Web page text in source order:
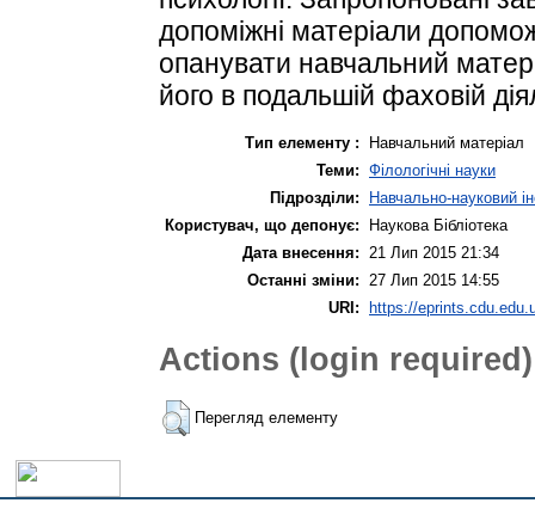
допоміжні матеріали
опанувати навчальний
його в подальшій фаховій
Тип елементу :
Навчальний матеріал
Теми: Філологічні науки
Підрозділи:
Навчально-науковий
Користувач, що депонує:
Наукова Бібліотека
Дата внесення:
21 Лип 2015 21:34
Останні зміни:
27 Лип 2015 14:55
URI: https://
Actions (login required)
Перегляд елементу